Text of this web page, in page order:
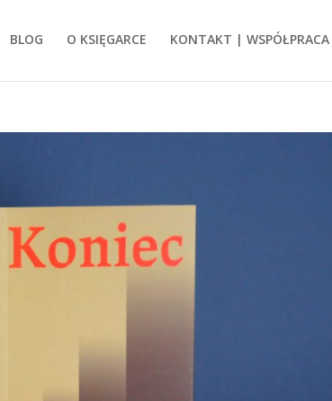
BLOG O KSIĘGARCE KONTAKT | WSPÓŁPRACA